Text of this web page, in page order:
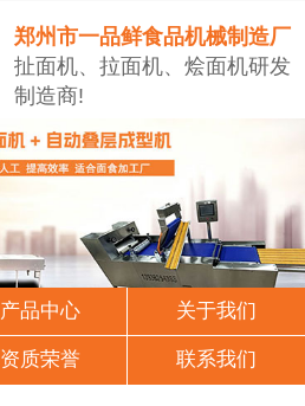
郑州市一品鲜食品机械制造厂
扯面机、拉面机、烩面机研发
制造商!
产品中心 关于我们
资质荣誉 联系我们